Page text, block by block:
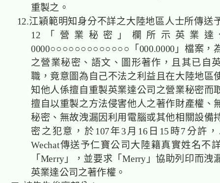
重製之。
12.江穎範明知身分不詳之大陸地區人士所傳送
12「營業秘密」欄所示英業達
0000○○○○○○○○○○○○○「000.0000」檔案，
之營業秘密、語文、圖形著作，且其已自
職，竟意圖為自己不法之利益且在大陸地區
知他人係擅自重製英業達公司之營業秘密而
擅自以重製之方法侵害他人之著作財產權、
秘密、無故洩漏因利用電腦或其他相關設備
密之犯意，於107年3月16日15時7分許
Wechat傳送予仁寶公司大陸籍真實姓名不
「Merry」，並要求「Merry」協助列印而洩
英業達公司之著作權。